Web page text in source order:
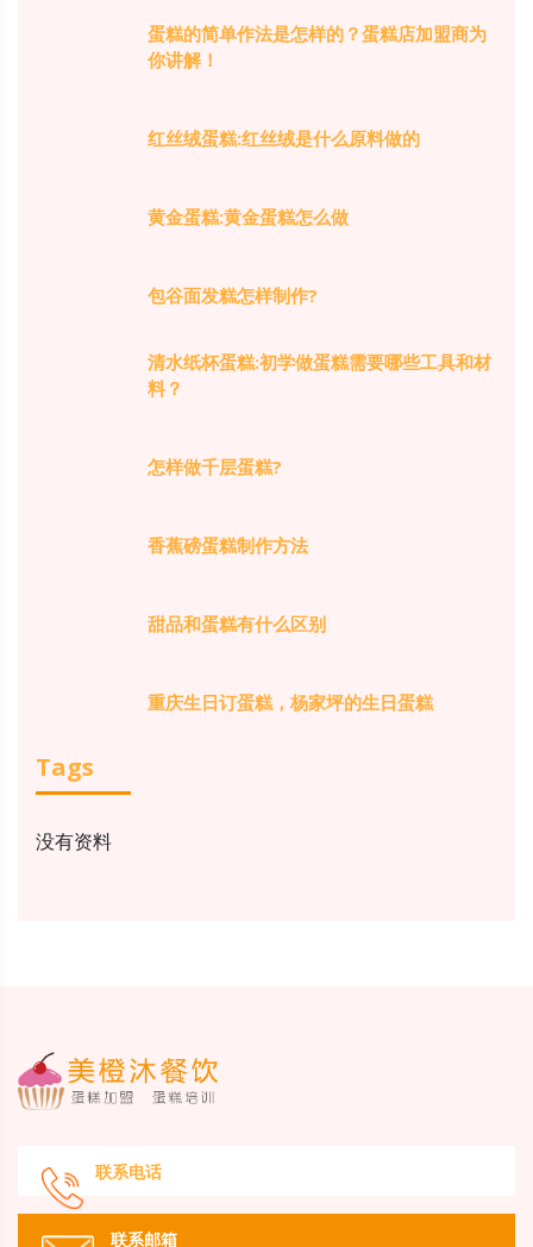
蛋糕的简单作法是怎样的？蛋糕店加盟商为
你讲解！
红丝绒蛋糕:红丝绒是什么原料做的
黄金蛋糕:黄金蛋糕怎么做
包谷面发糕怎样制作?
清水纸杯蛋糕:初学做蛋糕需要哪些工具和材
料？
怎样做千层蛋糕?
香蕉磅蛋糕制作方法
甜品和蛋糕有什么区别
重庆生日订蛋糕，杨家坪的生日蛋糕
Tags
没有资料
联系电话
联系邮箱